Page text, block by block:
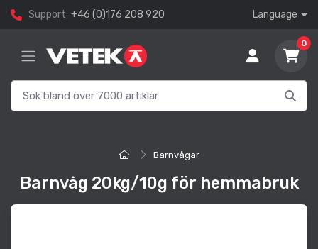
Support +46 (0)176 208 920 Language
0
Barnvågar
Barnvåg 20kg/10g för hemmabruk